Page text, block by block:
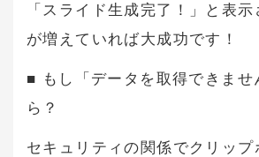
「スライド生成完了！」と表
が増えていれば大成功です！
■ もし「データを取得できませ
ら？
セキュリティの関係でクリップ